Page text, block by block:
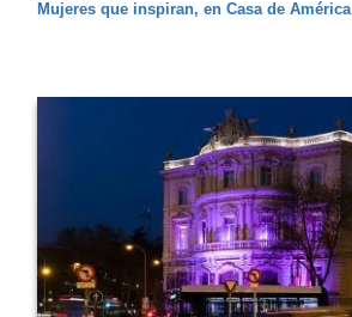
Mujeres que inspiran, en Casa de América